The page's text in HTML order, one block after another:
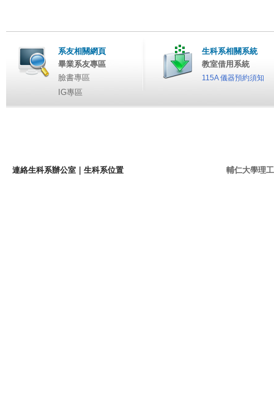
系友相關網頁
畢業系友專區
臉書專區
IG專區
生科系相關系統
教室借用系統
115A 儀器預約須知
連絡生科系辦公室 生科系位置 輔仁大學理